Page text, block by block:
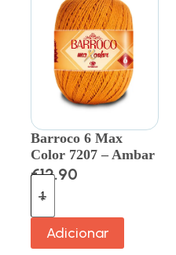
Barroco 6 Max
Color 7207 – Ambar
€12.90
Adicionar